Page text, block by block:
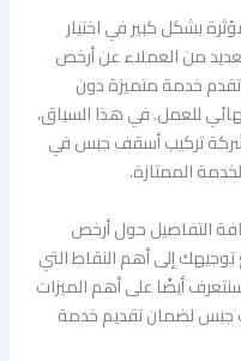
بشكل كبير في اختيار
من العملاء عن أرخص
خدمة متميزة دون
للعمل. في هذا السياق،
شركة تركيب أسقف جبس في
الممتازة.
التفاصيل حول أرخص
إلى أهم النقاط التي
أيضًا على أهم الميزات
جبس لضمان تقديم خدمة